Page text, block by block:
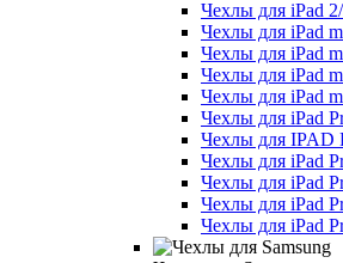
Чехлы для iPad
Чехлы для iPad
Чехлы для iPad
Чехлы для iPad
Чехлы для iPad
Чехлы для iPad
Чехлы для IPAD
Чехлы для iPad
Чехлы для iPad
Чехлы для iPad
Чехлы для iPad